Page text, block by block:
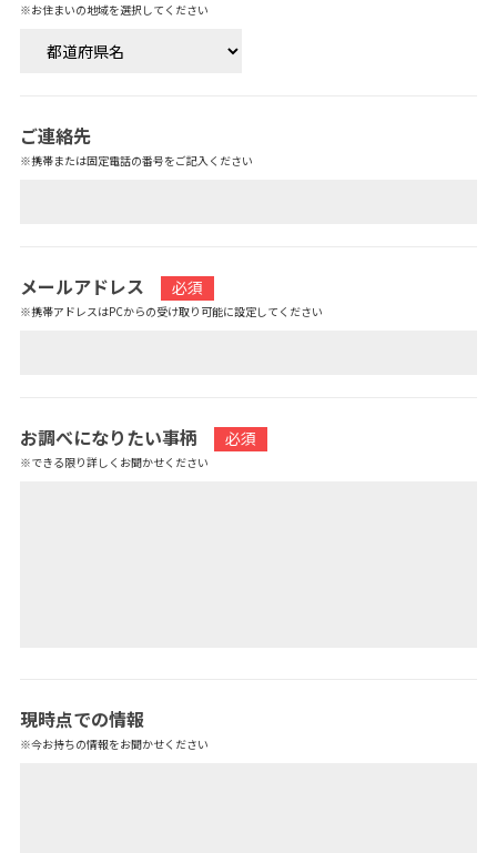
※お住まいの地域を選択してください
ご連絡先
※携帯または固定電話の番号をご記入ください
メールアドレス 必須
※携帯アドレスはPCからの受け取り可能に設定してください
お調べになりたい事柄 必須
※できる限り詳しくお聞かせください
現時点での情報
※今お持ちの情報をお聞かせください